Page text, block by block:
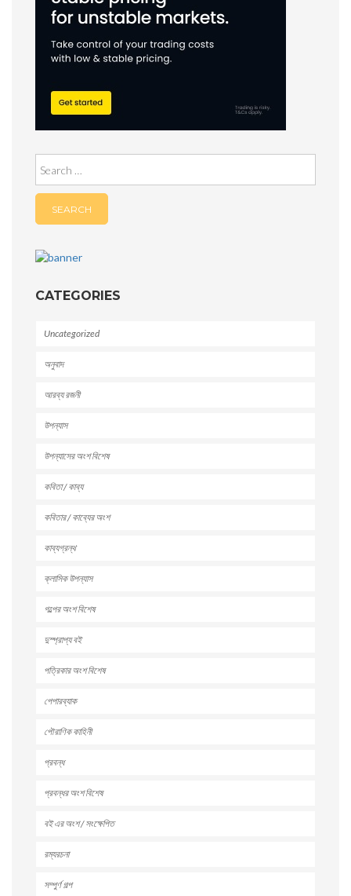
for:
CATEGORIES
Uncategorized
অনুবাদ
আরব্য রজনী
উপন্যাস
উপন্যাসের অংশ বিশেষ
কবিতা / কাব্য
কবিতার / কাব্যের অংশ
কাব্যগ্রন্থ
ক্লাসিক উপন্যাস
গল্পের অংশ বিশেষ
দুস্প্রাপ্য বই
পত্রিকার অংশ বিশেষ
পেপারব্যাক
পৌরাণিক কাহিনী
প্রবন্ধ
প্রবন্ধর অংশ বিশেষ
বই এর অংশ / সংক্ষেপিত
রম্যরচনা
সম্পুর্ণ গল্প